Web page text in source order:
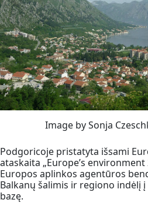
Image by Sonja
Podgoricoje pristatyta išsami
ataskaita „Europe’s
Europos aplinkos agentūros
Balkanų šalimis ir regiono indėlį
bazę.